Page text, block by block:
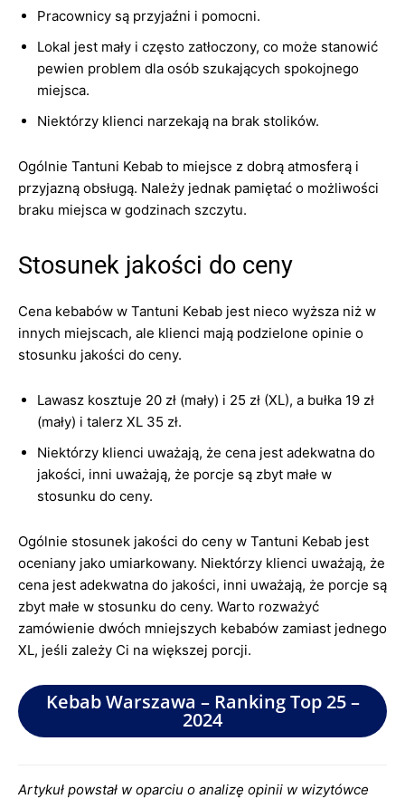
Pracownicy są przyjaźni i pomocni.
Lokal jest mały i często zatłoczony, co może stanowić
pewien problem dla osób szukających spokojnego
miejsca.
Niektórzy klienci narzekają na brak stolików.
Ogólnie Tantuni Kebab to miejsce z dobrą atmosferą i
przyjazną obsługą. Należy jednak pamiętać o możliwości
braku miejsca w godzinach szczytu.
Stosunek jakości do ceny
Cena kebabów w Tantuni Kebab jest nieco wyższa niż w
innych miejscach, ale klienci mają podzielone opinie o
stosunku jakości do ceny.
Lawasz kosztuje 20 zł (mały) i 25 zł (XL), a bułka 19 zł
(mały) i talerz XL 35 zł.
Niektórzy klienci uważają, że cena jest adekwatna do
jakości, inni uważają, że porcje są zbyt małe w
stosunku do ceny.
Ogólnie stosunek jakości do ceny w Tantuni Kebab jest
oceniany jako umiarkowany. Niektórzy klienci uważają, że
cena jest adekwatna do jakości, inni uważają, że porcje są
zbyt małe w stosunku do ceny. Warto rozważyć
zamówienie dwóch mniejszych kebabów zamiast jednego
XL, jeśli zależy Ci na większej porcji.
Kebab Warszawa – Ranking Top 25 –
2024
Artykuł powstał w oparciu o analizę opinii w wizytówce